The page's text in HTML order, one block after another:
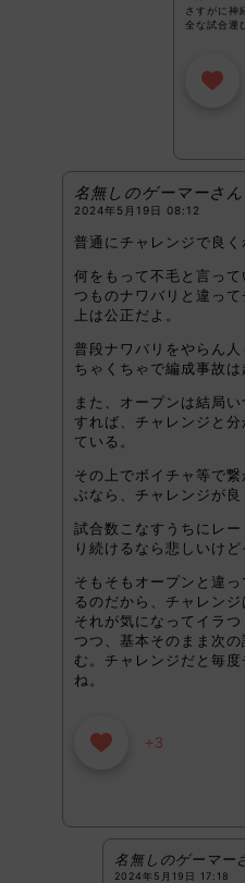
さすがに神
全な試合運
名無しのゲーマーさん
2024年5月19日 08:12
普通にチャレンジで良く
何をもって不毛と言っ
つものナワバリと違っ
上は公正だよ。
普段ナワバリをやらん
ちゃくちゃで編成事故は
また、オープンは結局
すれば、チャレンジと
ている。
その上でボイチャ等で
ぶなら、チャレンジが良
試合数こなすうちにレ
り続けるなら悲しいけど
そもそもオープンと違
るのだから、チャレン
それが気になってイラ
つつ、基本そのまま次
む。チャレンジだと毎
ね。
+3
名無しのゲーマー
2024年5月19日 17:18